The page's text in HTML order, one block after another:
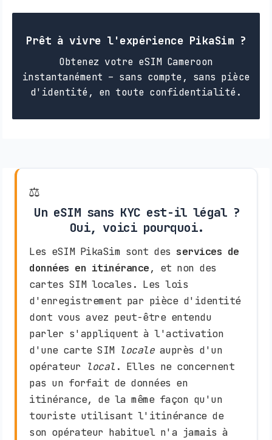
Prêt à vivre l'expérience PikaSim ?
Obtenez votre eSIM Cameroon
instantanément – sans compte, sans pièce
d'identité, en toute confidentialité.
⚖️
Un eSIM sans KYC est-il légal ?
Oui, voici pourquoi.
Les eSIM PikaSim sont des services de
données en itinérance, et non des
cartes SIM locales. Les lois
d'enregistrement par pièce d'identité
dont vous avez peut-être entendu
parler s'appliquent à l'activation
d'une carte SIM localeauprès d'un
opérateur local . Elles ne concernent
pas un forfait de données en
itinérance, de la même façon qu'un
touriste utilisant l'itinérance de
son opérateur habituel n'a jamais à